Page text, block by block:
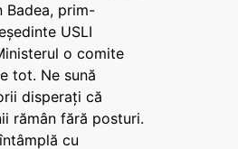
Badea, prim-
USLI
o comite
tot. Ne sună
disperați că
rămân fără posturi.
cu